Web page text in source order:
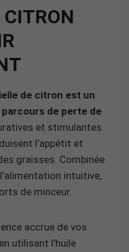
CITRON
de citron est un
de perte de
et stimulantes
l’appétit et
graisses. Combinée
intuitive,
de minceur.
accrue de vos
utilisant l’huile